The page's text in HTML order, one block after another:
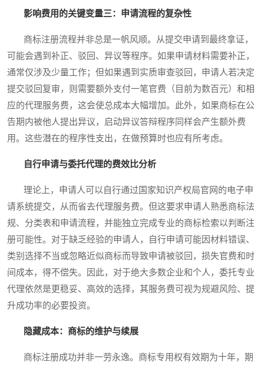
影响费用的关键变量三：申请流程的复杂性
商标注册流程并非总是一帆风顺。从提交申请到最终拿证，
可能会遇到补正、驳回、异议等程序。如果申请材料需要补正，
通常仅涉及少量工作；但如果遇到实质审查驳回，申请人若决定
提交驳回复审，则需要额外支付一笔官费（目前为数百元）和相
应的代理服务费，这会使总成本大幅增加。此外，如果商标在公
告期内被他人提出异议，启动异议答辩程序同样会产生额外费
用。这些潜在的程序性支出，在做预算时也应有所考虑。
自行申请与委托代理的费效比分析
理论上，申请人可以自行通过国家知识产权局官网的电子申
请系统提交，从而省去代理服务费。但这要求申请人熟悉商标法
规、分类表和申请流程，并能独立完成专业的商标检索以判断注
册可能性。对于缺乏经验的申请人，自行申请可能因材料错误、
类别选择不当或忽略近似商标而导致申请被驳回，损失官费和时
间成本，得不偿失。因此，对于绝大多数企业和个人，委托专业
代理依然是更稳妥、高效的选择，其服务费可视为规避风险、提
升成功率的必要投资。
隐藏成本：商标的维护与续展
商标注册成功并非一劳永逸。商标专用权有效期为十年，期